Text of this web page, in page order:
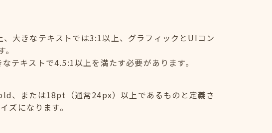
大きなテキストでは3:1以上、グラフィックとUIコン
テキストで4.5:1以上を満たす必要があります。
、または18pt（通常24px）以上であるものと定義さ
ズになります。